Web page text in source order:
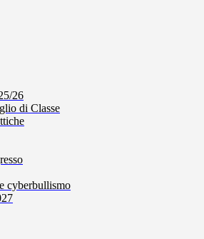
26
di Classe
cyberbullismo